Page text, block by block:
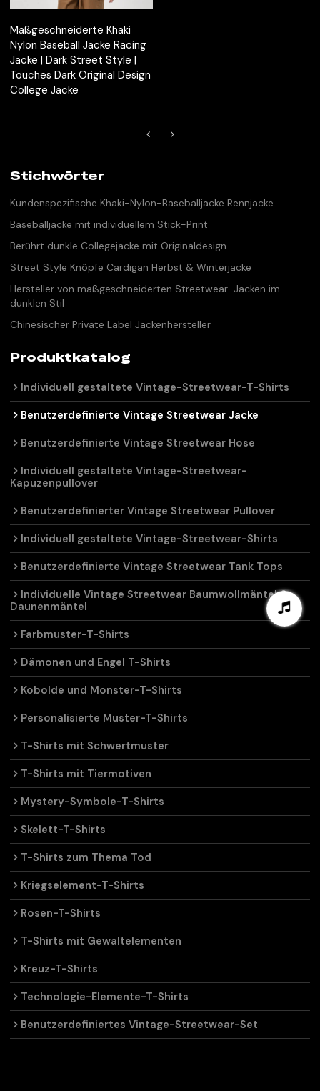
Maßgeschneiderte Khaki
Nylon Baseball Jacke Racing
Jacke | Dark Street Style |
Touches Dark Original Design
College Jacke
Stichwörter
Kundenspezifische Khaki-Nylon-Baseballjacke Rennjacke
Baseballjacke mit individuellem Stick-Print
Berührt dunkle Collegejacke mit Originaldesign
Street Style Knöpfe Cardigan Herbst & Winterjacke
Hersteller von maßgeschneiderten Streetwear-Jacken im
dunklen Stil
Chinesischer Private Label Jackenhersteller
Produktkatalog
Individuell gestaltete Vintage-Streetwear-T-Shirts
Benutzerdefinierte Vintage Streetwear Jacke
Benutzerdefinierte Vintage Streetwear Hose
Individuell gestaltete Vintage-Streetwear-
Kapuzenpullover
Benutzerdefinierter Vintage Streetwear Pullover
Individuell gestaltete Vintage-Streetwear-Shirts
Benutzerdefinierte Vintage Streetwear Tank Tops
Individuelle Vintage Streetwear Baumwollmäntel &
Daunenmäntel
Farbmuster-T-Shirts
Dämonen und Engel T-Shirts
Kobolde und Monster-T-Shirts
Personalisierte Muster-T-Shirts
T-Shirts mit Schwertmuster
T-Shirts mit Tiermotiven
Mystery-Symbole-T-Shirts
Skelett-T-Shirts
T-Shirts zum Thema Tod
Kriegselement-T-Shirts
Rosen-T-Shirts
T-Shirts mit Gewaltelementen
Kreuz-T-Shirts
Technologie-Elemente-T-Shirts
Benutzerdefiniertes Vintage-Streetwear-Set